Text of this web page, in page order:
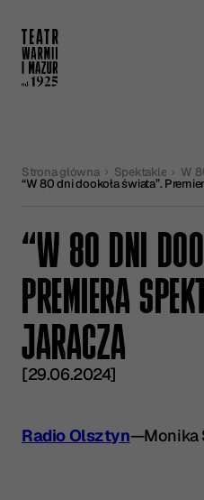
Strona główna Spektakle W
“W 80 dni dookoła świata”.
“W 80 DNI
PREMIERA
JARACZA
[29.06.2024]
Radio Olsztyn—Monika